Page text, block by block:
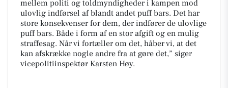
mellem politi og toldmyndigheder i kampen mod
ulovlig indførsel af blandt andet puff bars. Det har
store konsekvenser for dem, der indfører de ulovlige
puff bars. Både i form af en stor afgift og en mulig
straffesag. Når vi fortæller om det, håber vi, at det
kan afskrække nogle andre fra at gøre det,” siger
vicepolitiinspektør Karsten Høy.